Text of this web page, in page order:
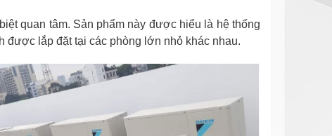
quan tâm. Sản phẩm này được hiểu là hệ thống
lắp đặt tại các phòng lớn nhỏ khác nhau.